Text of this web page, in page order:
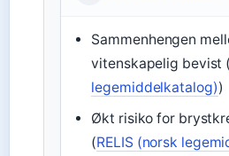
Sammenhengen
vitenskapelig bevist (
legemiddelkatalog))
Økt risiko for
(RELIS (norsk